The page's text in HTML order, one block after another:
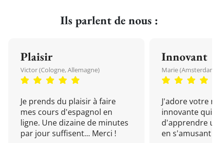
Ils parlent de nous :
Plaisir
Victor (Cologne, Allemagne)
Je prends du plaisir à faire
mes cours d'espagnol en
ligne. Une dizaine de minutes
par jour suffisent... Merci !
Innovant
Marie (Amsterdam,
J'adore votre
innovante qui
d'apprendre
en s'amusant !